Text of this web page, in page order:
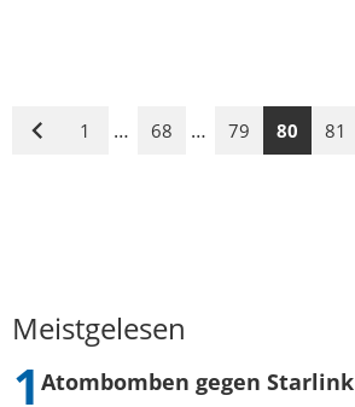
Vorige
1 … 68 … 79 80 81
Meistgelesen
Atombomben gegen Starlink